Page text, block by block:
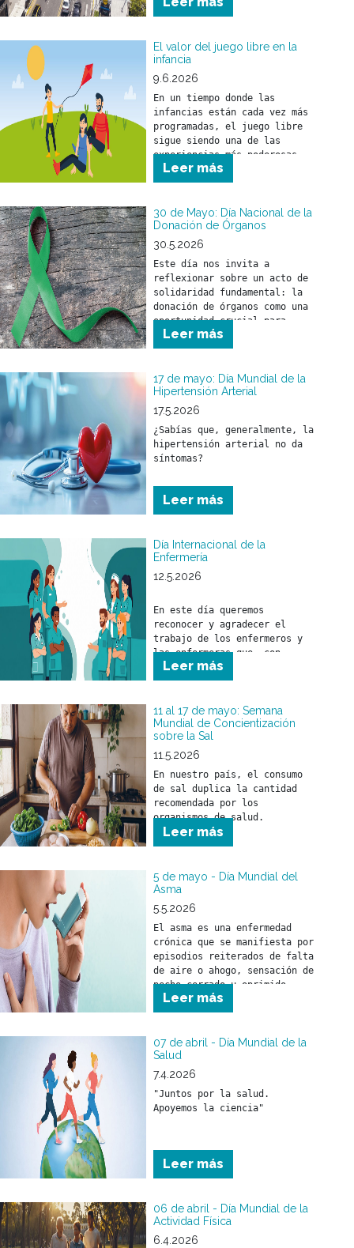
normas de tránsito para
prevenir siniestros viales y
personas que circulan por la
vía pública.
El valor del juego libre en la
infancia
9.6.2026
En un tiempo donde las
infancias están cada vez más
programadas, el juego libre
sigue siendo una de las
experiencias más poderosas
para el desarrollo de los
niños.
Leer más
30 de Mayo: Día Nacional de la
Donación de Órganos
30.5.2026
Este día nos invita a
reflexionar sobre un acto de
solidaridad fundamental: la
donación de órganos como una
oportunidad crucial para
salvar y mejorar la calidad
de vida de miles de personas.
Leer más
17 de mayo: Día Mundial de la
Hipertensión Arterial
17.5.2026
¿Sabías que, generalmente, la
hipertensión arterial no da
síntomas?
Leer más
Día Internacional de la
Enfermería
12.5.2026
En este día queremos
reconocer y agradecer el
trabajo de los enfermeros y
las enfermeras que, con
responsabilidad, compromiso y
profesionalismo, brindan
beneficiarios.
A quienes forman parte de
nuestros equipos de salud,
reconocimiento por la tarea
esencial que desarrollan cada
día.
Leer más
11 al 17 de mayo: Semana
Mundial de Concientización
sobre la Sal
11.5.2026
En nuestro país, el consumo
de sal duplica la cantidad
recomendada por los
organismos de salud.
Leer más
5 de mayo - Día Mundial del
Asma
5.5.2026
El asma es una enfermedad
crónica que se manifiesta por
episodios reiterados de falta
de aire o ahogo, sensación de
pecho cerrado u oprimido,
silbidos en el pecho
(sibilancias) o presencia de
obstrucción al paso del aire
por la vía respiratoria.
Leer más
07 de abril - Día Mundial de la
Salud
7.4.2026
"Juntos por la salud.
Leer más
06 de abril - Día Mundial de la
Actividad Física
6.4.2026